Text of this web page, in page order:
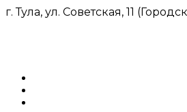
г. Тула, ул. Советская, 11